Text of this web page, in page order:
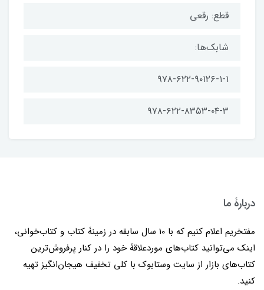
قطع: رقعی
شابک‌ها:
۹۷۸-۶۲۲-۹۰۱۲۶-۱-۱
۹۷۸-۶۲۲-۸۳۵۳-۰۴-۳
دربارۀ ما
مفتخریم اعلام کنیم که با 10 سال سابقه در زمینۀ کتاب و کتاب‌خوانی،
اینک می‌توانید کتاب‌های موردعلاقۀ خود را در کنار پرفروش‌ترین
کتاب‌های بازار از سایت وستابوک با کلی تخفیف هیجان‌انگیز تهیه
کنید.